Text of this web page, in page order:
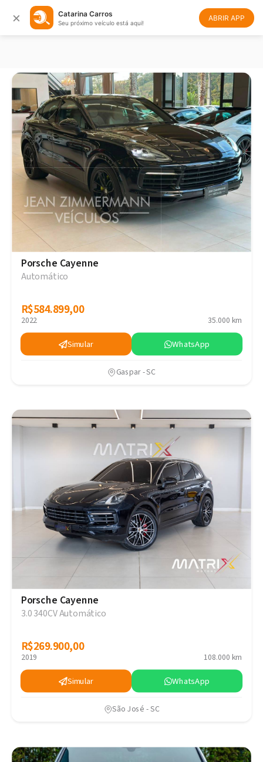
× Catarina Carros
Seu próximo veículo está aqui!
ABRIR APP
Ordenar
Porsche Cayenne
Automático
R$584.899,00
R$584.899,00
2022 35.000 km
Simular WhatsApp
Gaspar - SC
Porsche Cayenne
3.0 340CV Automático
R$269.900,00
R$269.900,00
2019 108.000 km
Simular WhatsApp
São José - SC